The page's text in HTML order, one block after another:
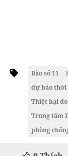
Bão số 11
dự báo
Thiệt hại do
Trung tâm
phòng